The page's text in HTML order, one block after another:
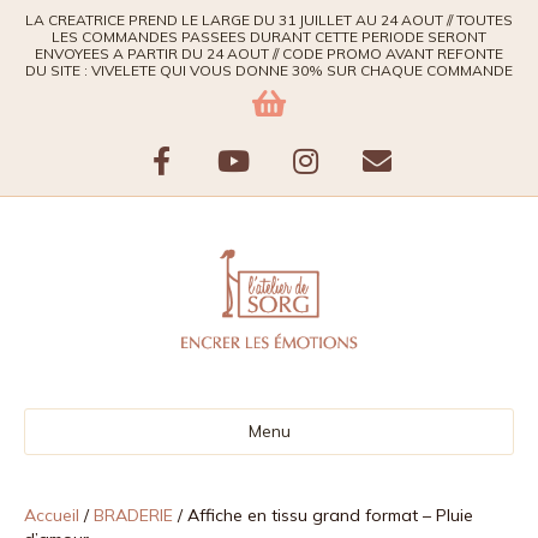
LA CREATRICE PREND LE LARGE DU 31 JUILLET AU 24 AOUT // TOUTES
LES COMMANDES PASSEES DURANT CETTE PERIODE SERONT
ENVOYEES A PARTIR DU 24 AOUT // CODE PROMO AVANT REFONTE
DU SITE : VIVELETE QUI VOUS DONNE 30% SUR CHAQUE COMMANDE
F
o
o
Y
u
t
b
e
I
s
t
g
r
E
Menu
Accueil /BRADERIE / Affiche en tissu grand format – Pluie